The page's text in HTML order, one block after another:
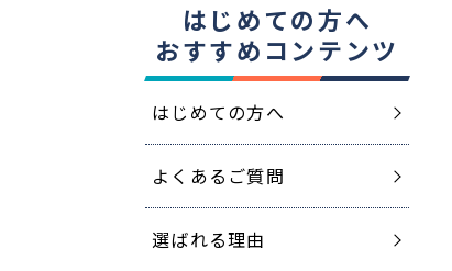
はじめての方へ
おすすめコンテンツ
はじめての方へ
よくあるご質問
選ばれる理由